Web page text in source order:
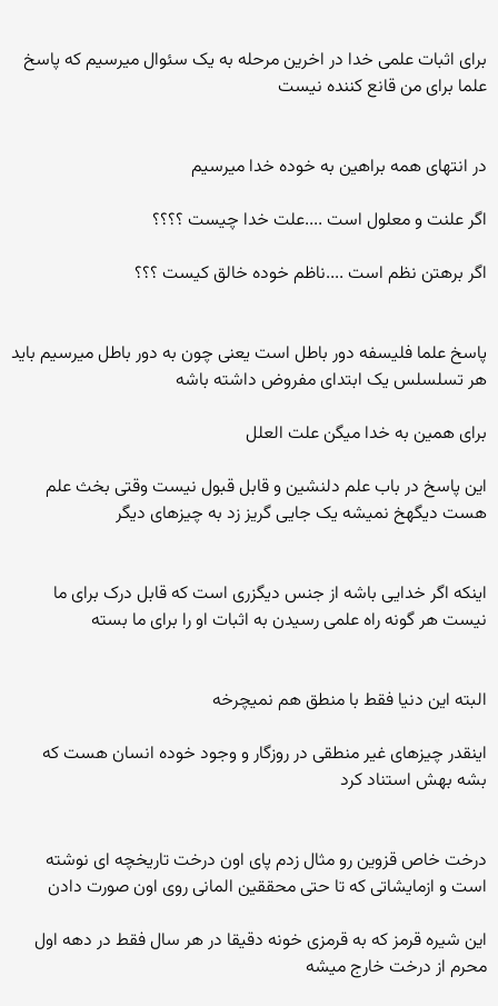
برای اثبات علمی خدا در اخرین مرحله به یک سئوال میرسیم که پاسخ
علما برای من قانع کننده نیست
در انتهای همه براهین به خوده خدا میرسیم
اگر علنت و معلول است ....علت خدا چیست ؟؟؟؟
اگر برهتن نظم است ....ناظم خوده خالق کیست ؟؟؟
پاسخ علما فلیسفه دور باطل است یعنی چون به دور باطل میرسیم باید
هر تسلسلس یک ابتدای مفروض داشته باشه
برای همین به خدا میگن علت العلل
این پاسخ در باب علم دلنشین و قابل قبول نیست وقتی بخث علم
هست دیگهخ نمیشه یک جایی گریز زد به چیزهای دیگر
اینکه اگر خدایی باشه از جنس دیگزری است که قابل درک برای ما
نیست هر گونه راه علمی رسیدن به اثبات او را برای ما بسته
البته این دنیا فقط با منطق هم نمیچرخه
اینقدر چیزهای غیر منطقی در روزگار و وجود خوده انسان هست که
بشه بهش استناد کرد
درخت خاص قزوین رو مثال زدم پای اون درخت تاریخچه ای نوشته
است و ازمایشاتی که تا حتی محققین المانی روی اون صورت دادن
این شیره قرمز که به قرمزی خونه دقیقا در هر سال فقط در دهه اول
محرم از درخت خارج میشه